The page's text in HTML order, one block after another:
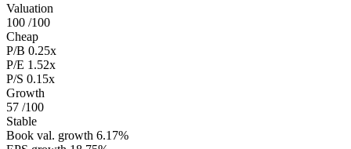
Valuation
100 /100
Cheap
P/B 0.25x
P/E 1.52x
P/S 0.15x
Growth
57 /100
Stable
Book val. growth 6.17%